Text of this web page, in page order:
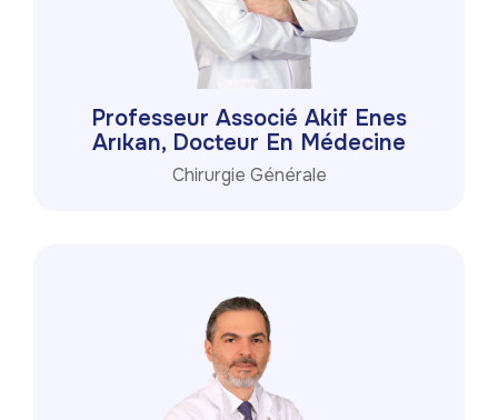
Professeur Associé Akif Enes
Arıkan, Docteur En Médecine
Chirurgie Générale